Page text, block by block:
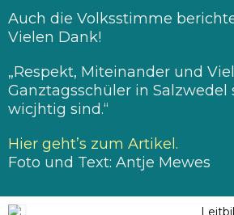
Auch die Volksstimme
Vielen Dank!
„Respekt, Miteinander und
Ganztagsschüler in
wicjhtig sind.“
Hier geht’s zum Artikel.
Foto und Text: Antje Mewes